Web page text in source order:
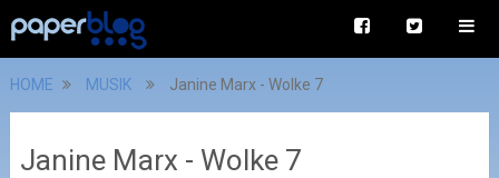
HOME MUSIK Janine Marx - Wolke 7
Janine Marx - Wolke 7